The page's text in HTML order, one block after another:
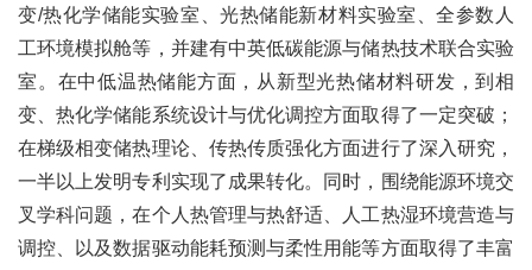
变/热化学储能实验室、光热储能新材料实验室、全参数人
工环境模拟舱等，并建有中英低碳能源与储热技术联合实验
室。在中低温热储能方面，从新型光热储材料研发，到相
变、热化学储能系统设计与优化调控方面取得了一定突破；
在梯级相变储热理论、传热传质强化方面进行了深入研究，
一半以上发明专利实现了成果转化。同时，围绕能源环境交
叉学科问题，在个人热管理与热舒适、人工热湿环境营造与
调控、以及数据驱动能耗预测与柔性用能等方面取得了丰富